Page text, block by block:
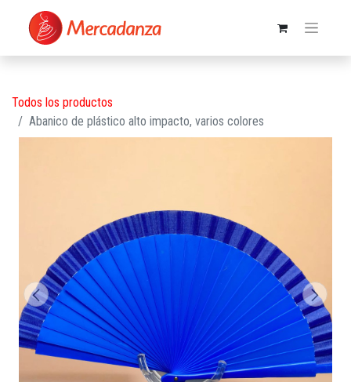
Todos los productos
Abanico de plástico alto impacto, varios colores